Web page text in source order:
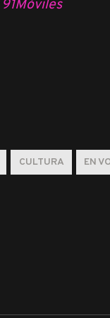
91Móviles
CULTURA EN